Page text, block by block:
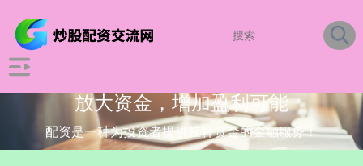
放大资金，增加盈利可能
配资是一种为投资者提供杠杆资金的金融服务！